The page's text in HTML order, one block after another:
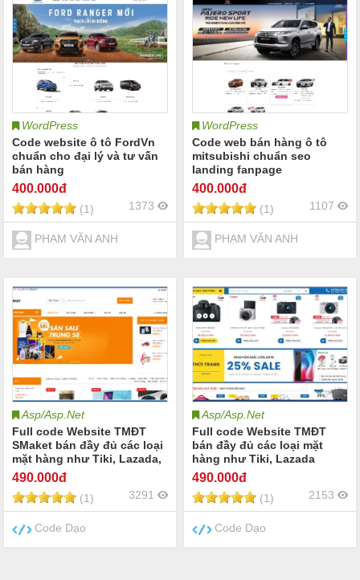
WordPress
Code website ô tô FordVn
chuẩn cho đại lý và tư vấn
bán hàng
400.000đ
(1) 1373
PHẠM VĂN ANH
WordPress
Code web bán hàng ô tô
mitsubishi chuẩn seo
landing fanpage
400.000đ
(1) 1107
PHẠM VĂN ANH
Asp/Asp.Net
Full code Website TMĐT
SMaket bán đầy đủ các loại
mặt hàng như Tiki, Lazada,
Thanh toán sản phẩm.
490.000đ
(1) 3291
Code Dạo
Asp/Asp.Net
Full code Website TMĐT
bán đầy đủ các loại mặt
hàng như Tiki, Lazada
Thanh toán qua Ngân
Lượng
490.000đ
(1) 2153
Code Dạo